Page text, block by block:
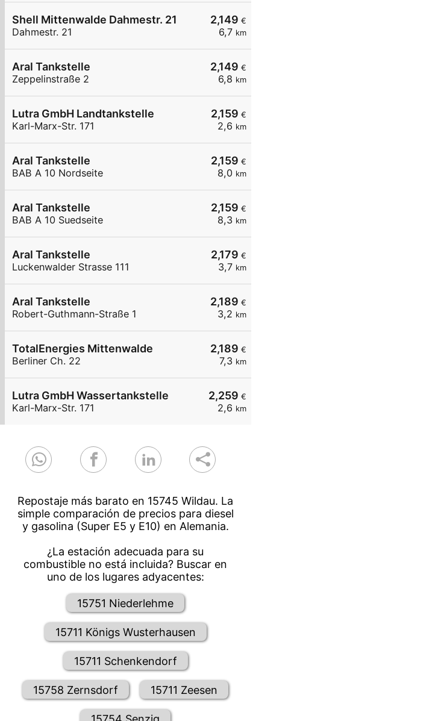
2,149 €
6,7 km
Shell Mittenwalde Dahmestr. 21
Dahmestr. 21
2,149 €
6,8 km
Aral Tankstelle
Zeppelinstraße 2
2,159 €
2,6 km
Lutra GmbH Landtankstelle
Karl-Marx-Str. 171
2,159 €
8,0 km
Aral Tankstelle
BAB A 10 Nordseite
2,159 €
8,3 km
Aral Tankstelle
BAB A 10 Suedseite
2,179 €
3,7 km
Aral Tankstelle
Luckenwalder Strasse 111
2,189 €
3,2 km
Aral Tankstelle
Robert-Guthmann-Straße 1
2,189 €
7,3 km
TotalEnergies Mittenwalde
Berliner Ch. 22
2,259 €
2,6 km
Lutra GmbH Wassertankstelle
Karl-Marx-Str. 171
Repostaje más barato en 15745 Wildau. La
simple comparación de precios para diesel
y gasolina (Super E5 y E10) en Alemania.
¿La estación adecuada para su
combustible no está incluida? Buscar en
uno de los lugares adyacentes:
15751 Niederlehme
15711 Königs Wusterhausen
15711 Schenkendorf
15758 Zernsdorf 15711 Zeesen